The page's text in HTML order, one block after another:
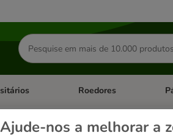
Pesquisar
produtos
de categoria: Dieta Vet.Abrir menu de categoria:
Roedores
Ajude-nos a melhorar a